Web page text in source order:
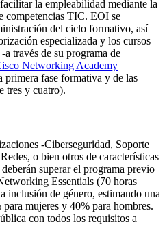
la empleabilidad mediante la
competencias TIC. EOI se
del ciclo formativo, así
especializada y los cursos
través de su programa de
Networking Academy
fase formativa y de las
tres y cuatro).
-Ciberseguridad, Soporte
o bien otros de características
superar el programa previo
Essentials (70 horas
inclusión de género, estimando una
mujeres y 40% para hombres.
con todos los requisitos a